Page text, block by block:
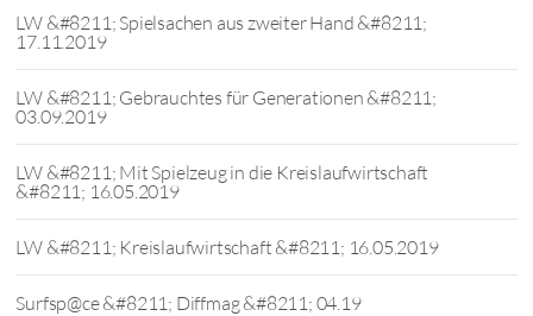
LW &#8211; Spielsachen aus zweiter Hand &#8211;
17.11.2019
LW &#8211; Gebrauchtes für Generationen &#8211;
03.09.2019
LW &#8211; Mit Spielzeug in die Kreislaufwirtschaft
&#8211; 16.05.2019
LW &#8211; Kreislaufwirtschaft &#8211; 16.05.2019
Surfsp@ce &#8211; Diffmag &#8211; 04.19